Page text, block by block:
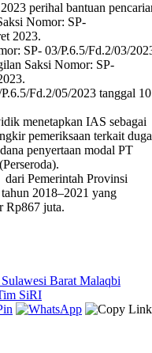
perihal bantuan
Nomor: SP-
2023.
SP- 03/P.6.5/Fd.2/03/
Saksi Nomor: SP-
Fd.2/05/2023 tanggal 10
menetapkan IAS sebagai
pemeriksaan terkait
penyertaan modal PT
Pemerintah Provinsi
2018–2021 yang
Rp867 juta.
Barat Malaqbi
SiRI